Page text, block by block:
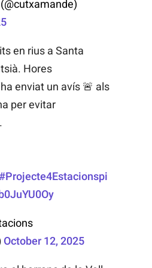
en rius a Santa
Hores
enviat un avís 🚨 als
per evitar
pi
October 12, 2025